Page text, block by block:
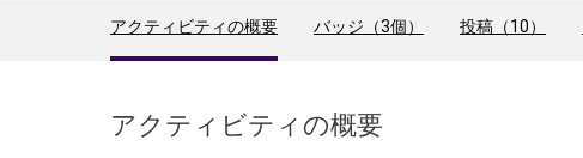
アクティビティの概要 バッジ（3個） 投稿（10）
アクティビティの概要